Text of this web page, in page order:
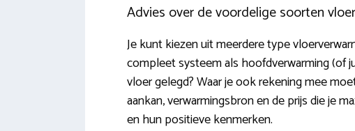
Advies over de voordelige soorten
Je kunt kiezen uit meerdere type
compleet systeem als hoofdverwarming (of
vloer gelegd? Waar je ook rekening mee
aankan, verwarmingsbron en de prijs die je
en hun positieve kenmerken.